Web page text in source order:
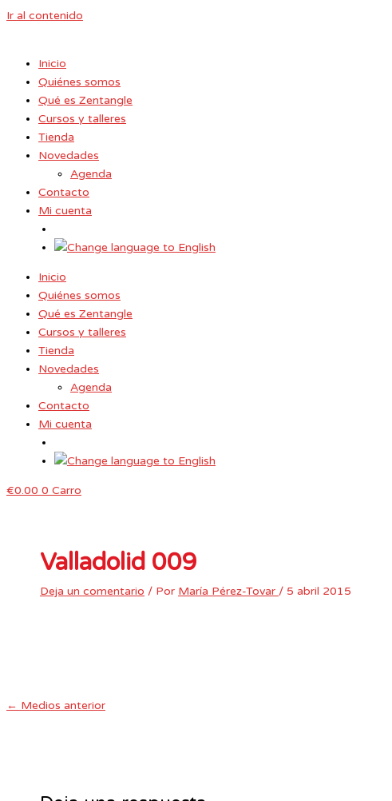
Ir al contenido
Inicio
Quiénes somos
Qué es Zentangle
Cursos y talleres
Tienda
Novedades
Agenda
Contacto
Mi cuenta
Inicio
Quiénes somos
Qué es Zentangle
Cursos y talleres
Tienda
Novedades
Agenda
Contacto
Mi cuenta
€0.00 0 Carro
Valladolid 009
Deja un comentario / Por María Pérez-Tovar / 5 abril 2015
← Medios anterior